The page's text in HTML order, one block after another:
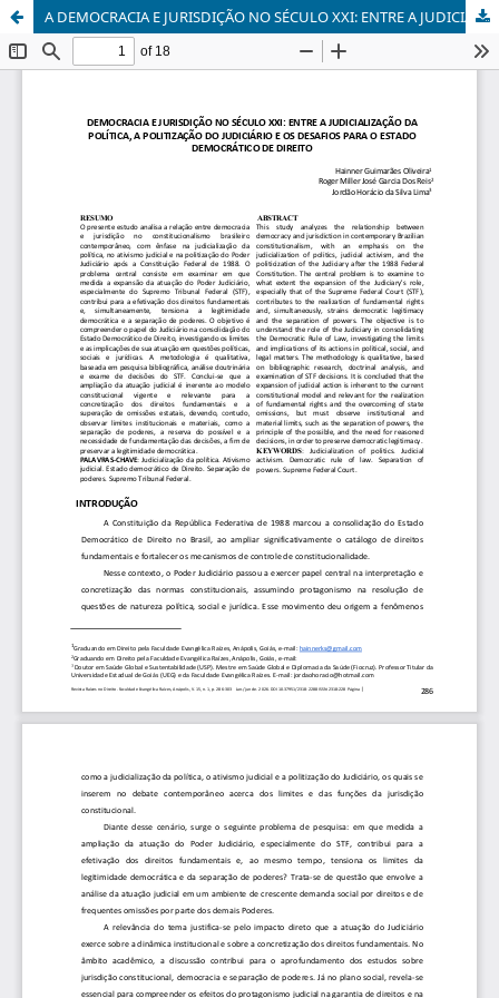
A DEMOCRACIA E JURISDIÇÃO NO SÉCULO XXI: ENTRE A JUDICIALIZAÇÃO DA POLÍTICA, A POLITIZAÇÃO DO JUDICIÁRIO E OS DESAFIOS PARA O ESTADO DEMOCRÁTICO DE DIREITO